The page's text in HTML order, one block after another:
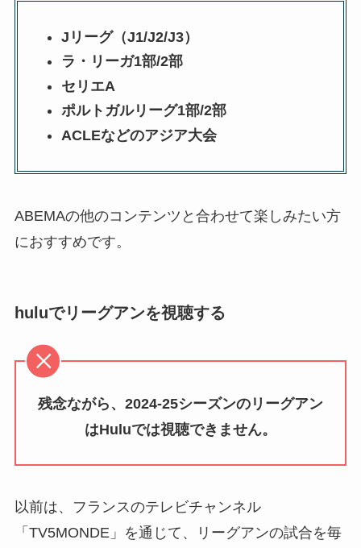
Jリーグ（J1/J2/J3）
ラ・リーガ1部/2部
セリエA
ポルトガルリーグ1部/2部
ACLEなどのアジア大会
ABEMAの他のコンテンツと合わせて楽しみたい方
におすすめです。
huluでリーグアンを視聴する
残念ながら、2024-25シーズンのリーグアン
はHuluでは視聴できません。
以前は、フランスのテレビチャンネル
「TV5MONDE」を通じて、リーグアンの試合を毎